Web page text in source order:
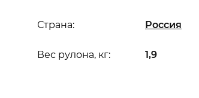
Вес рулона, кг: 1,9
Страна:
Россия